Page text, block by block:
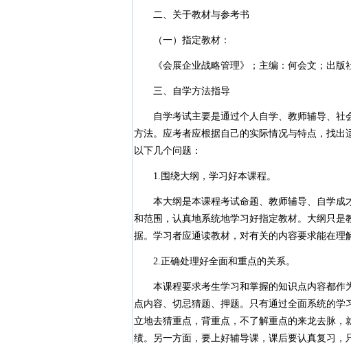
二、关于教材与参考书
（一）指定教材：
《会展企业战略管理》；主编：何会文；出版社
三、自学方法指导
自学考试主要是通过个人自学、教师辅导、社
方法。应考者应根据自己的实际情况与特点，找
以下几个问题：
1.围绕大纲，学习好本课程。
本大纲是本课程考试命题、教师辅导、自学成
和范围，认真地系统地学习好指定教材。大纲只
据。学习者应通读教材，对有关的内容要求能在理
2.正确处理好全面和重点的关系。
本课程要求考生学习和掌握的知识点内容都作
点内容、切忌猜题、押题。只有通过全面系统的
立地去猜重点，背重点，不了解重点的来龙去脉
绩。另一方面，要上好辅导课，课后要认真复习，